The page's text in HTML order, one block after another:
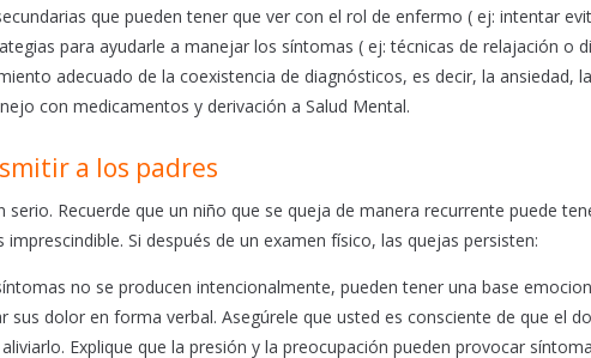
que pueden tener que ver con el rol de enfermo ( ej: intentar
para ayudarle a manejar los síntomas ( ej: técnicas de relajación o
adecuado de la coexistencia de diagnósticos, es decir, la ansiedad,
con medicamentos y derivación a Salud Mental.
a los padres
serio. Recuerde que un niño que se queja de manera recurrente puede
Si después de un examen físico, las quejas persisten:
no se producen intencionalmente, pueden tener una base
sus dolor en forma verbal. Asegúrele que usted es consciente de que el
Explique que la presión y la preocupación pueden provocar